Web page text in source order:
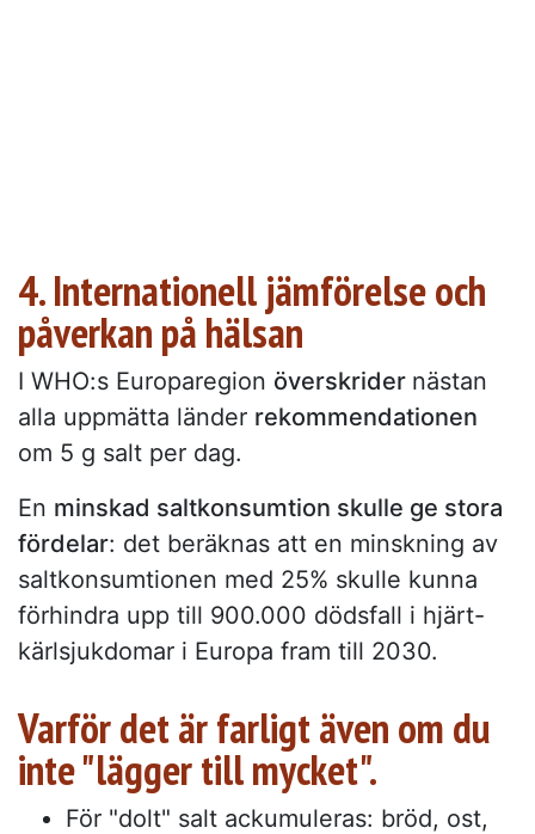
4. Internationell jämförelse och
påverkan på hälsan
I WHO:s Europaregion överskrider nästan
alla uppmätta länder rekommendationen
om 5 g salt per dag.
En minskad saltkonsumtion skulle ge stora
fördelar: det beräknas att en minskning av
saltkonsumtionen med 25% skulle kunna
förhindra upp till 900.000 dödsfall i hjärt-
kärlsjukdomar i Europa fram till 2030.
Varför det är farligt även om du
inte "lägger till mycket".
För "dolt" salt ackumuleras: bröd, ost,